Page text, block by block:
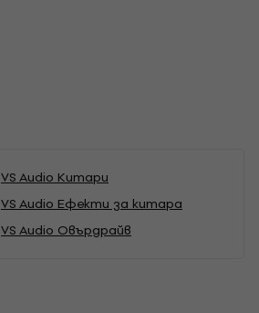
VS Audio Китари
VS Audio Ефекти за китара
VS Audio Овърдрайв